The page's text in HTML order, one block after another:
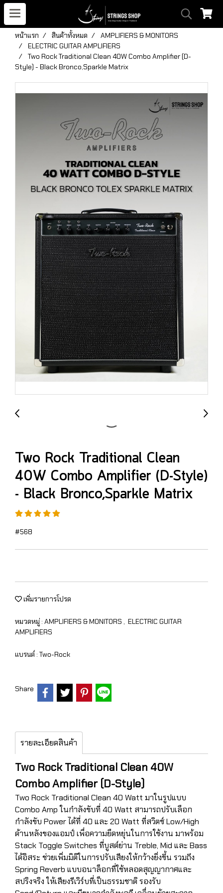
หน้าแรก สินค้าทั้งหมด
AMPLIFIERS & MONITORS
ELECTRIC GUITAR AMPLIFIERS
Two Rock Traditional Clean 40W Combo Amplifier (D-
Style) - Black Bronco,Sparkle Matrix
Two Rock Traditional Clean
40W Combo Amplifier (D-Style)
- Black Bronco,Sparkle Matrix
#568
เพิ่มรายการโปรด
หมวดหมู่ : AMPLIFIERS & MONITORS , ELECTRIC GUITAR
AMPLIFIERS
แบรนด์ : Two-Rock
Share
รายละเอียดสินค้า
Two Rock Traditional Clean 40W
Combo Amplifier (D-Style)
Two Rock Traditional Clean 40 Watt มาในรูปแบบ
Combo Amp ในกำลังขับที่ 40 Watt สามารถปรับเลือก
กำลังขับ Power ได้ที่ 40 และ 20 Watt ที่สวิตช์ Low/High
ด้านหลังของแอมป์ เพื่อความยืดหยุ่นในการใช้งาน มาพร้อม
Stack Toggle Switches ที่บูสต์ย่าน Treble, Mid และ Bass
ได้อิสระ ช่วยเพิ่มมิติในการปรับเสียงให้กว้างยิ่งขึ้น รวมถึง
Spring Reverb แบบอนาล็อกที่ใช้หลอดสุญญากาศและ
สปริงจริง ให้เสียงรีเวิร์บที่เป็นธรรมชาติ รองรับ